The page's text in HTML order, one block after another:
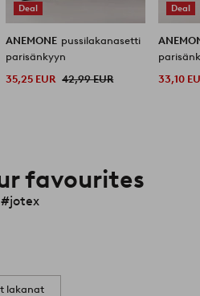
Deal
ANEMONE pussilakanasetti
parisänkyyn
35,25 EUR 42,99 EUR
Deal
33,10
favourites
#jotex
lakanat